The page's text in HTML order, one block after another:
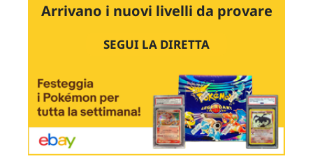
Arrivano i nuovi livelli da provare
SEGUI LA DIRETTA